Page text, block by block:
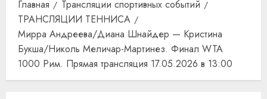
Главная
Трансляции спортивных событий
ТРАНСЛЯЦИИ ТЕННИСА
Мирра Андреева/Диана Шнайдер — Кристина
Букша/Николь Меличар-Мартинез. Финал WTA
1000 Рим. Прямая трансляция 17.05.2026 в 13:00